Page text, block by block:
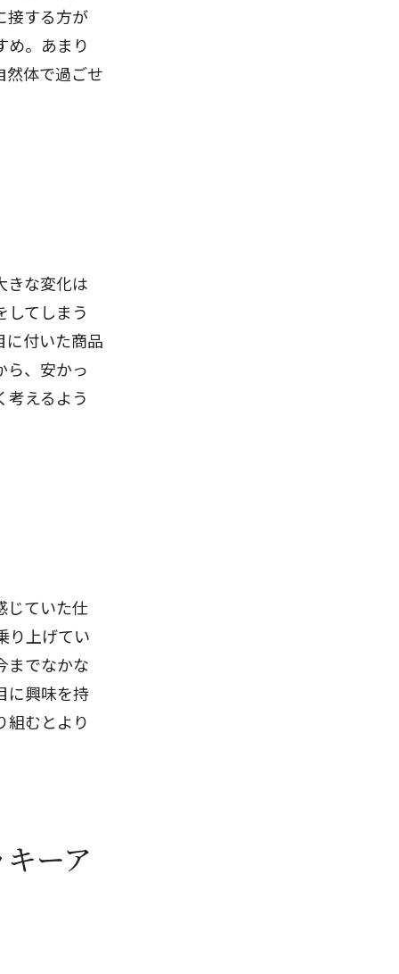
接する方が
め。あまり
然体で過ごせ
きな変化は
してしまう
に付いた商品
ら、安かっ
考えるよう
じていた仕
り上げてい
までなかな
に興味を持
組むとより
ーア